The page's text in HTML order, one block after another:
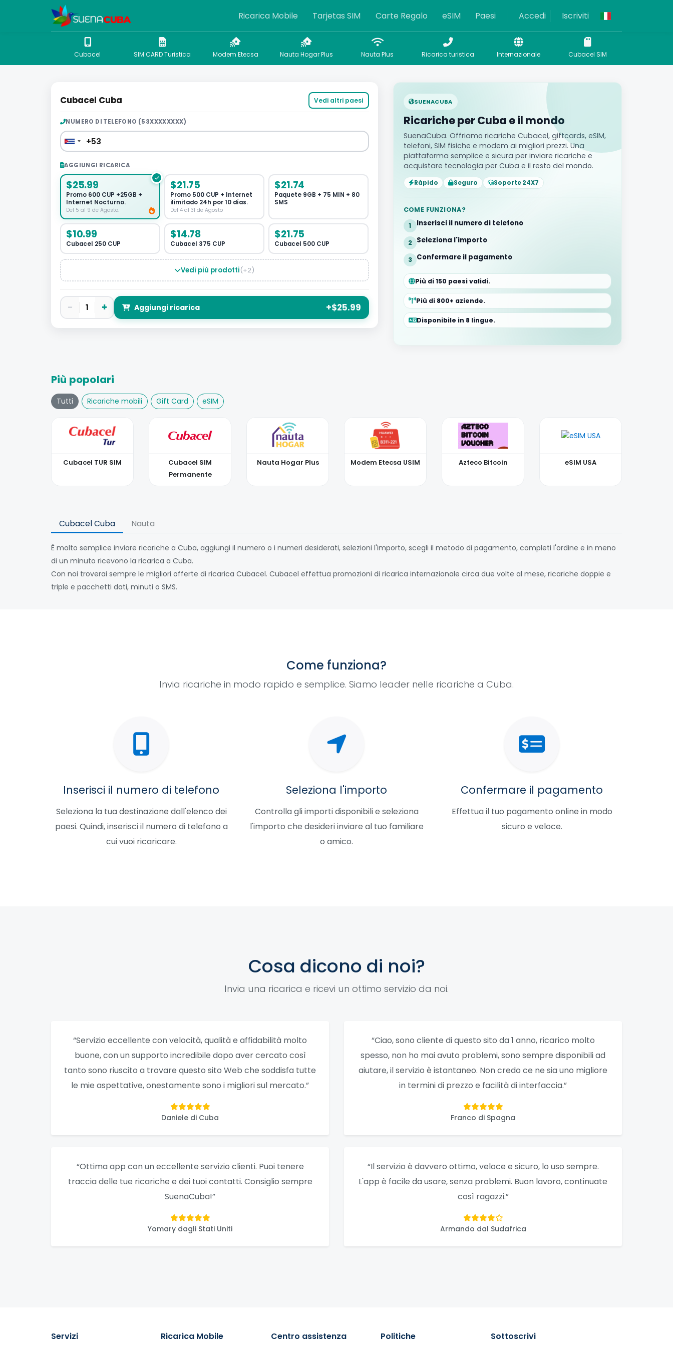
Ricarica Mobile Tarjetas SIM Carte Regalo eSIM Paesi Accedi Iscriviti
Cubacel SIM CARD Turistica Modem Etecsa Nauta Hogar Plus Nauta Plus Ricarica turistica Internazionale Cubacel SIM
SUENACUBA
Ricariche per Cuba e il mondo
SuenaCuba. Offriamo ricariche Cubacel, giftcards, eSIM,
telefoni, SIM fisiche e modem ai migliori prezzi. Una
piattaforma semplice e sicura per inviare ricariche e
acquistare tecnologia per Cuba e il resto del mondo.
Rápido Seguro Soporte 24X7
COME FUNZIONA?
1
Inserisci il numero di telefono
2 Seleziona l'importo
3 Confermare il pagamento
Più di 150 paesi validi.
Più di 800+ aziende.
Disponibile in 8 lingue.
Cubacel Cuba Vedi altri paesi
NUMERO DI TELEFONO (53XXXXXXXX)
AGGIUNGI RICARICA
$25.99
Promo 600 CUP +25GB +
Internet Nocturno.
Del 5 al 9 de Agosto.
$21.75
Promo 500 CUP + Internet
ilimitado 24h por 10 días.
Del 4 al 31 de Agosto
$21.74
Paquete 9GB + 75 MIN + 80
SMS
$10.99
Cubacel 250 CUP
$14.78
Cubacel 375 CUP
$21.75
Cubacel 500 CUP
Vedi più prodotti(+2)
− 1 + Aggiungi ricarica +$25.99
Più popolari
Tutti Ricariche mobili Gift Card eSIM
Cubacel TUR SIM
Cubacel SIM
Permanente
Nauta Hogar Plus Modem Etecsa USIM Azteco Bitcoin eSIM USA
Cubacel Cuba Nauta
È molto semplice inviare ricariche a Cuba, aggiungi il numero o i numeri desiderati, selezioni l'importo, scegli il metodo di pagamento, completi l'ordine e in meno
di un minuto ricevono la ricarica a Cuba.
Con noi troverai sempre le migliori offerte di ricarica Cubacel. Cubacel effettua promozioni di ricarica internazionale circa due volte al mese, ricariche doppie e
triple e pacchetti dati, minuti o SMS.
Come funziona?
Invia ricariche in modo rapido e semplice. Siamo leader nelle ricariche a Cuba.
Inserisci il numero di telefono
Seleziona la tua destinazione dall'elenco dei
paesi. Quindi, inserisci il numero di telefono a
cui vuoi ricaricare.
Seleziona l'importo
Controlla gli importi disponibili e seleziona
l'importo che desideri inviare al tuo familiare
o amico.
Confermare il pagamento
Effettua il tuo pagamento online in modo
sicuro e veloce.
Cosa dicono di noi?
Invia una ricarica e ricevi un ottimo servizio da noi.
“Servizio eccellente con velocità, qualità e affidabilità molto
buone, con un supporto incredibile dopo aver cercato così
tanto sono riuscito a trovare questo sito Web che soddisfa tutte
le mie aspettative, onestamente sono i migliori sul mercato.”
Daniele di Cuba
“Ciao, sono cliente di questo sito da 1 anno, ricarico molto
spesso, non ho mai avuto problemi, sono sempre disponibili ad
aiutare, il servizio è istantaneo. Non credo ce ne sia uno migliore
in termini di prezzo e facilità di interfaccia.”
Franco di Spagna
“Ottima app con un eccellente servizio clienti. Puoi tenere
traccia delle tue ricariche e dei tuoi contatti. Consiglio sempre
SuenaCuba!”
Yomary dagli Stati Uniti
“Il servizio è davvero ottimo, veloce e sicuro, lo uso sempre.
L'app è facile da usare, senza problemi. Buon lavoro, continuate
così ragazzi.”
Armando dal Sudafrica
Servizi Ricarica Mobile Centro assistenza Politiche Sottoscrivi